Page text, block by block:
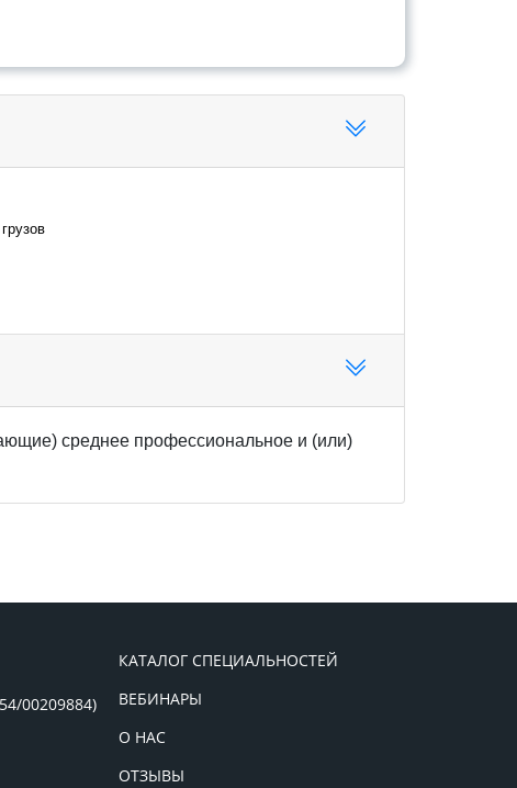
среднее профессиональное и (или)
00209884)
КАТАЛОГ СПЕЦИАЛЬНОСТЕЙ
ВЕБИНАРЫ
О НАС
ОТЗЫВЫ